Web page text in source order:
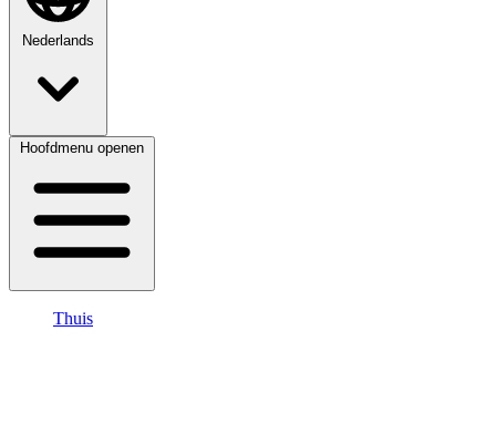
Nederlands
Hoofdmenu openen
Thuis